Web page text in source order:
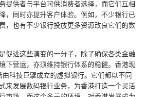
提供者与平台可供消费者选择，而它们互相
，同时亦提升客户体验。例如，不少银行已
，也有不少银行投放更多资源改良它们的数
促进这些演变的一分子，除了确保各类金融
下营运，亦须维持银行体系的稳健。香港现
由科技巨擘成立的虚拟银行。它们都以不同
来发展数码银行业务，为香港打造一个灵活